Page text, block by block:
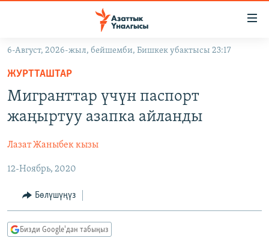
Навигацияга
өтүңүз
Издөөгө
салыңызКЫРГЫЗСТАН
ЭКОНОМИКА
МАДАНИЯТ
ДҮЙНӨ
БОРБОР АЗИЯ
УКРАИНА
АТАЙЫН ИЛИКТӨӨ
ТВ ПРОГРАММАЛАР
БҮГҮН АЗАТТЫКТА
БИЗ ЖАНА ДҮЙНӨ
ПОДКАСТ
ӨЗГӨЧӨ ПИКИР
6-Август, 2026-жыл, бейшемби, Бишкек убактысы 23:17
ЖУРТТАШТАР
Мигранттар үчүн паспорт
жаңыртуу азапка айланды
Лазат Жаныбек кызы
12-Ноябрь, 2020
Бөлүшүңүз
Бизди Google'дан табыңыз